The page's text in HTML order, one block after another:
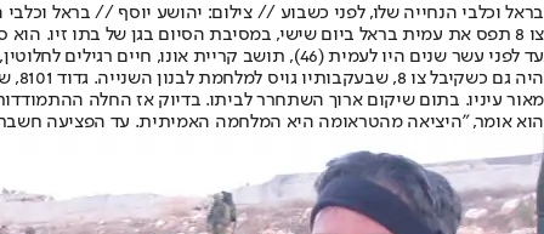
בראל וכלבי הנחייה שלו, לפני כשבוע // צילום: יהושע יוסף // בראל
צו 8 תפס את עמית בראל ביום שישי, במסיבת הסיום בגן של בתו זיו. הוא סיפר לאשתו, אפרת, שהופעל גיוס חירום. "תחזור חי, הכל יהיה בסדר", ענתה לו. כשחזר המתינה לו מלחמה חדשה, שנמשכת עד היום, נגד העיוורון.
עד לפני עשר שנים היו לעמית (46), תושב
מאור עיניו. בתום שיקום ארוך השתחרר לביתו. בדיוק אז החלה
הוא אומר, "היציאה מהטראומה היא המלחמה האמיתית. עד הפציעה